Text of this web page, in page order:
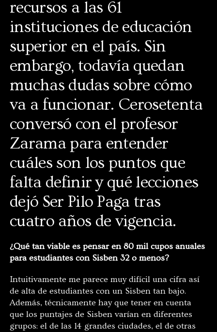
recursos a las 61
instituciones de educación
superior en el país. Sin
embargo, todavía quedan
muchas dudas sobre cómo
va a funcionar. Cerosetenta
conversó con el profesor
Zarama para entender
cuáles son los puntos que
falta definir y qué lecciones
dejó Ser Pilo Paga tras
cuatro años de vigencia.
¿Qué tan viable es pensar en 80 mil cupos anuales
para estudiantes con Sisben 32 o menos?
Intuitivamente me parece muy difícil una cifra así
de alta de estudiantes con un Sisben tan bajo.
Además, técnicamente hay que tener en cuenta
que los puntajes de Sisben varían en diferentes
grupos: el de las 14 grandes ciudades, el de otras